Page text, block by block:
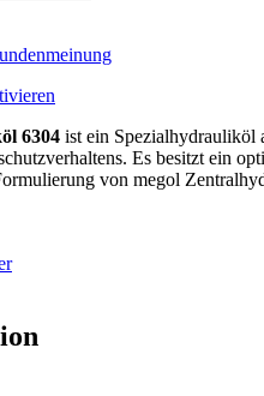
6304 ist ein Spezialhydrauliköl
Es besitzt ein
von megol